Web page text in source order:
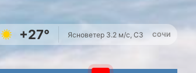
+27° Ясноветер 3.2 м/с, СЗ СОЧИ